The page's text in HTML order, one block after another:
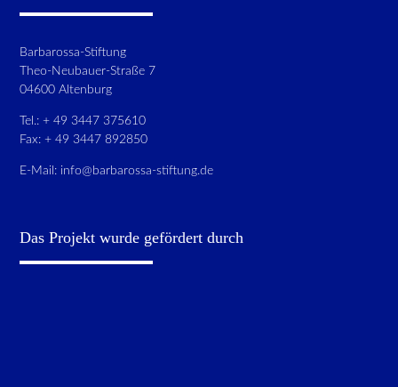
Barbarossa-Stiftung
Theo-Neubauer-Straße 7
04600 Altenburg
Tel.: + 49 3447 375610
Fax: + 49 3447 892850
E-Mail: info@barbarossa-stiftung.de
Das Projekt wurde gefördert durch